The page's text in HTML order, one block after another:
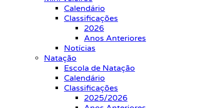
Calendário
Classificações
2026
Anos Anteriores
Notícias
Natação
Escola de Natação
Calendário
Classificações
2025/2026